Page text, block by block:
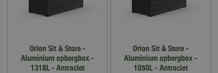
Orion Sit & Store -
Aluminium opbergbox -
1318L - Antraciet
Orion Sit & Store -
Aluminium opbergbox -
1050L - Antraciet